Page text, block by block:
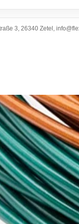
3, 26340 Zetel,